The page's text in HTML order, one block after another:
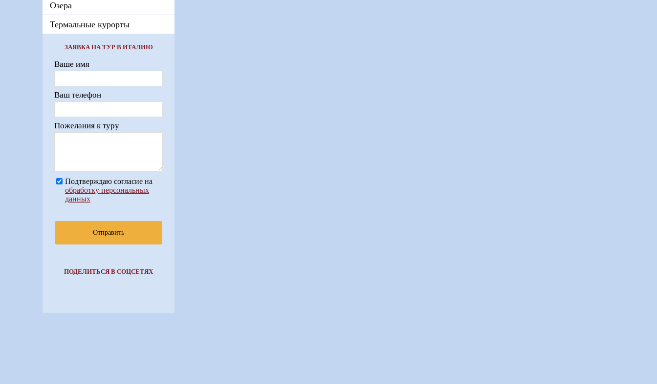
Озера
Термальные курорты
ЗАЯВКА НА ТУР В ИТАЛИЮ
Ваше имя
Ваш телефон
Пожелания к туру
Подтверждаю согласие на
обработку персональных
данных
Отправить
ПОДЕЛИТЬСЯ В СОЦСЕТЯХ